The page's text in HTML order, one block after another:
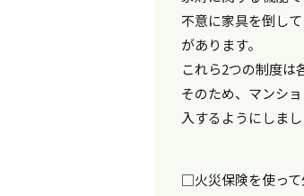
不意に家具を倒し
があります。
これら2つの制度は
そのため、マンシ
入するようにしまし
□火災保険を使って